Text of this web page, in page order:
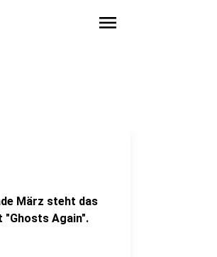
menu
März steht das
"Ghosts Again".